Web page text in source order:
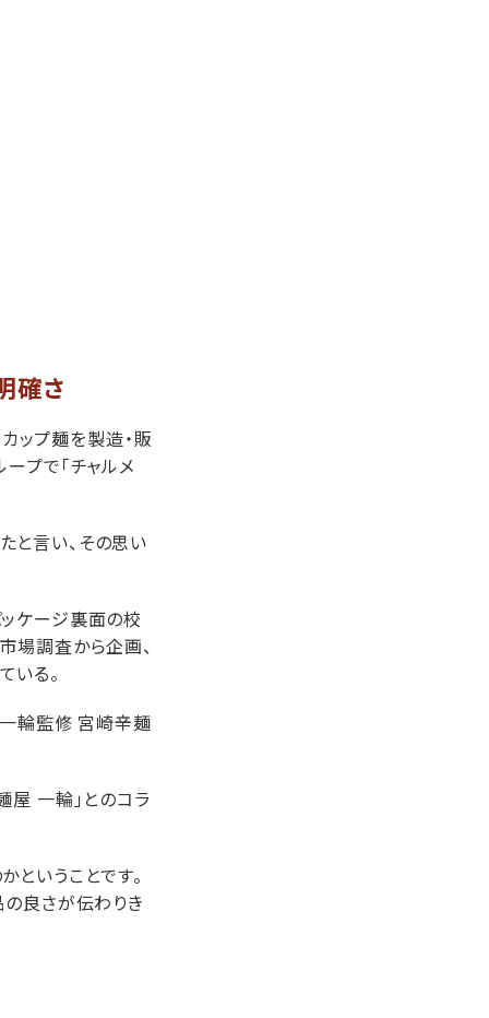
確さ
カップ麺を製造・販
プで「チャルメ
と言い、その思い
ケージ裏面の校
場調査から企画、
いる。
輪監修 宮崎辛麺
屋 一輪」とのコラ
いうことです。
の良さが伝わりき